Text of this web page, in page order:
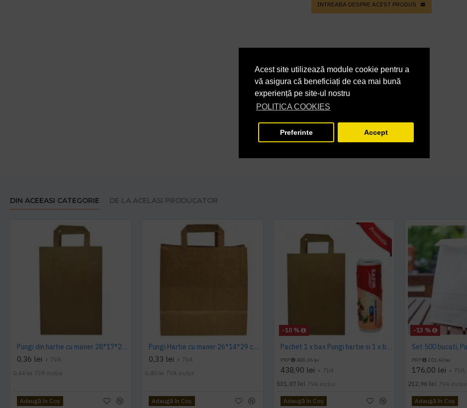
Acest site utilizează module cookie pentru a
vă asigura că beneficiați de cea mai bună
experiență pe site-ul nostru
POLITICA COOKIES
Preferinte Accept
INTREABA DESPRE ACEST PRODUS
DIN ACEEASI CATEGORIE DE LA ACELASI PRODUCATOR
Pungi din hartie cu maner 28*17*29 cm, 250 buc/ bax
0,36 lei + TVA
0,44 lei TVA inclus
Adaugă în Coş
Pungi Hartie cu maner 26*14*29 cm, bax 250
0,33 lei + TVA
0,40 lei TVA inclus
Adaugă în Coş
-10 %
Pachet 1 x bax Pungi hartie si 1 x bax Pungi plastic
PRP 488,06 lei
438,90 lei + TVA
531,07 lei TVA inclus
Adaugă în Coş
-13 %
PRP 201,60 lei
176,00 lei + TVA
212,96 lei TVA inclus
Adaugă în Coş